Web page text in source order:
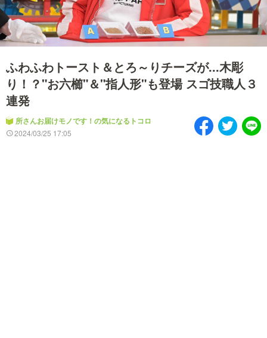
推しといつまでも 月曜の蛙、大海を知る。
マニアックでメカニカル
ポーツ
何が起こるかホンマにわ
トリセツ
情熱大陸を読む
レストランだけじゃない
ラン」
ふわふわトースト＆とろ～りチーズが...木彫
り！？"お六櫛"＆"指人形"も登場 スゴ技職人３
連発
所さんお届けモノです！の気になるトコロ
2024/03/25 17:05